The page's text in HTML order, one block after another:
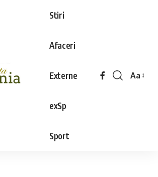
Stiri
Afaceri
Externe
exSp
Sport
Aa